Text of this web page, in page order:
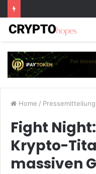
Home / Pressemitteilung
Fight
Krypto-
massiven